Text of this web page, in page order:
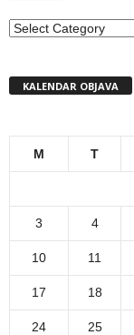
MENI
KALENDAR OBJAVA
M T
3 4
10 11
17 18
24 25